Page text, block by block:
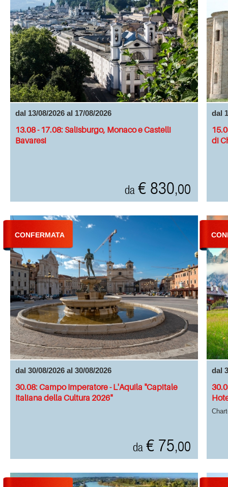
dal 13/08/2026 al 17/08/2026
13.08 - 17.08: Salisburgo, Monaco e Castelli
Bavaresi
da € 830,00
dal
di
dal 30/08/2026 al 30/08/2026
30.08: Campo Imperatore - L'Aquila "Capitale
Italiana della Cultura 2026"
CONFERMATA
da € 75,00
dal